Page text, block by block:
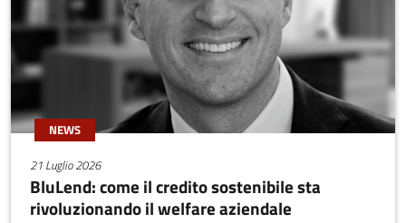
NEWS
21 Luglio 2026
BluLend: come il credito sostenibile sta
rivoluzionando il welfare aziendale